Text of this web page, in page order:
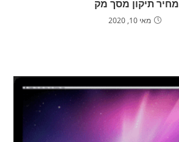
מחיר תיקון מסך מק
מאי 10, 2020